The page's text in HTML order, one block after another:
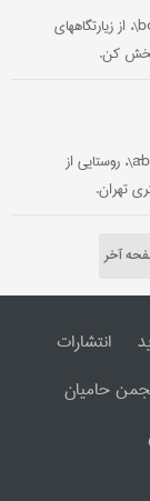
امامزاده داوود، بقعه \boqʾe-ye emām-zāde dāvūd\، از زیارتگاههای
بخش کن.
امامزاده داوود، آبادی \ābādī-ye emām-zāde dāvūd\، روستایی از
تهران.
آخر
انتشارات
حامیان